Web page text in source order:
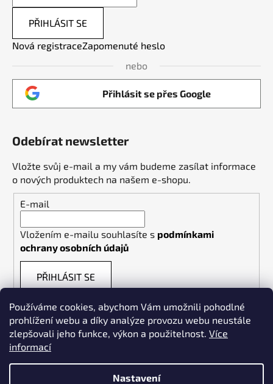
Používáme cookies, abychom Vám umožnili pohodlné
prohlížení webu a díky analýze provozu webu neustále
zlepšovali jeho funkce, výkon a použitelnost. Více
informací
Nastavení
PŘIHLÁSIT SE
Nová registraceZapomenuté heslo
nebo
Přihlásit se přes Google
Odebírat newsletter
Vložte svůj e-mail a my vám budeme zasílat informace
o nových produktech na našem e-shopu.
E-mail
Vložením e-mailu souhlasíte s podmínkami
ochrany osobních údajů
PŘIHLÁSIT SE